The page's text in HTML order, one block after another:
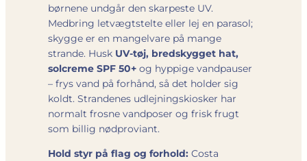
børnene undgår den skarpeste UV.
Medbring letvægtstelte eller lej en parasol;
skygge er en mangelvare på mange
strande. Husk UV-tøj, bredskygget hat,
solcreme SPF 50+ og hyppige vandpauser
– frys vand på forhånd, så det holder sig
koldt. Strandenes udlejningskiosker har
normalt frosne vandposer og frisk frugt
som billig nødproviant.
Hold styr på flag og forhold: Costa